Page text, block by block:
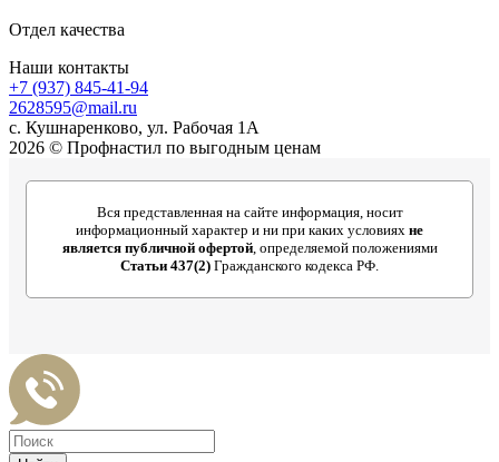
Отдел качества
Наши контакты
+7 (937) 845-41-94
2628595@mail.ru
с. Кушнаренково, ул. Рабочая 1А
2026 © Профнастил по выгодным ценам
Вся представленная на сайте информация, носит
информационный характер и ни при каких условиях не
является публичной офертой, определяемой положениями
Статьи 437(2) Гражданского кодекса РФ.